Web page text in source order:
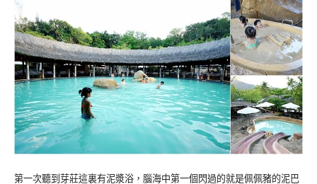
第一次聽到芽莊這裏有泥漿浴，腦海中第一個閃過的就是佩佩豬的泥巴